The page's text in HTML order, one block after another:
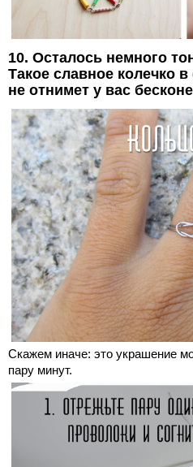
10. Осталось немного
Такое славное колечко
не отнимет у вас
Скажем иначе: это украшение
пару минут.